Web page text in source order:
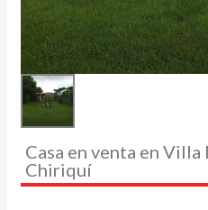
Casa en venta en Villa
Chiriquí